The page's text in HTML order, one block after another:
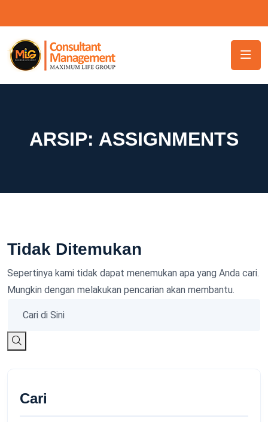
ARSIP: ASSIGNMENTS
Tidak Ditemukan
Sepertinya kami tidak dapat menemukan apa yang Anda cari.
Mungkin dengan melakukan pencarian akan membantu.
Cari